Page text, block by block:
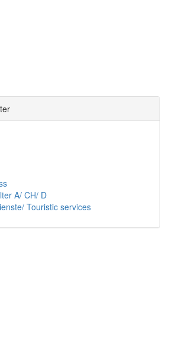
A/ CH/ D
Touristic services